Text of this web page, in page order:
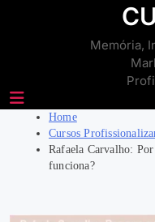
Memória,
Home
Cursos
Rafaela Carvalho:
funciona?